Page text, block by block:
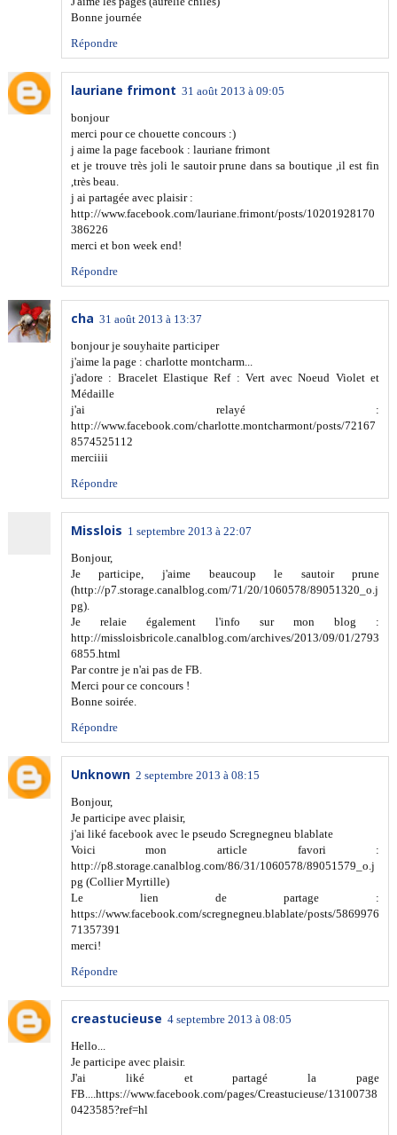
Bonne journée
Répondre
lauriane frimont 31 août 2013 à 09:05
bonjour
merci pour ce chouette concours :)
j aime la page facebook : lauriane frimont
et je trouve très joli le sautoir prune dans sa boutique ,il est fin
,très beau.
j ai partagée avec plaisir :
http://www.facebook.com/lauriane.frimont/posts/10201928170
386226
merci et bon week end!
Répondre
cha 31 août 2013 à 13:37
bonjour je souyhaite participer
j'aime la page : charlotte montcharm...
j'adore : Bracelet Elastique Ref : Vert avec Noeud Violet et
Médaille
j'ai relayé :
http://www.facebook.com/charlotte.montcharmont/posts/72167
8574525112
merciiii
Répondre
Misslois 1 septembre 2013 à 22:07
Bonjour,
Je participe, j'aime beaucoup le sautoir prune
(http://p7.storage.canalblog.com/71/20/1060578/89051320_o.j
pg).
Je relaie également l'info sur mon blog :
http://missloisbricole.canalblog.com/archives/2013/09/01/2793
6855.html
Par contre je n'ai pas de FB.
Merci pour ce concours !
Bonne soirée.
Répondre
Unknown 2 septembre 2013 à 08:15
Bonjour,
Je participe avec plaisir,
j'ai liké facebook avec le pseudo Scregnegneu blablate
Voici mon article favori :
http://p8.storage.canalblog.com/86/31/1060578/89051579_o.j
pg (Collier Myrtille)
Le lien de partage :
https://www.facebook.com/scregnegneu.blablate/posts/5869976
71357391
merci!
Répondre
creastucieuse 4 septembre 2013 à 08:05
Hello...
Je participe avec plaisir.
J'ai liké et partagé la page
FB....https://www.facebook.com/pages/Creastucieuse/13100738
0423585?ref=hl